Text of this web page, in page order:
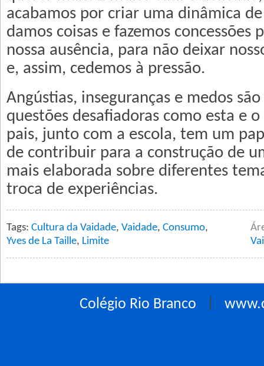
acabamos por criar uma dinâmica
damos coisas e fazemos concessões
nossa ausência, para não deixar
e, assim, cedemos à pressão.
Angústias, inseguranças e medos
questões desafiadoras como esta e
pais, junto com a escola, tem um
de contribuir para a construção de
mais elaborada sobre diferentes
troca de experiências.
Tags: Cultura da Vaidade, Vaidade, Consumo,
Yves de La Taille, Limite
Colégio Rio Branco